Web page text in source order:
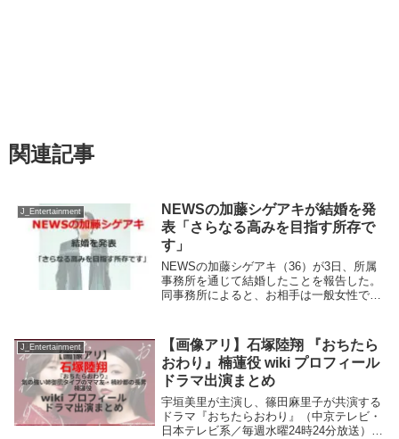
関連記事
J_Entertainment
NEWSの加藤シゲアキが結婚を発
表「さらなる高みを目指す所存で
す」
NEWSの加藤シゲアキ（36）が3日、所属
事務所を通じて結婚したことを報告した。
同事務所によると、お相手は一般女性で、
藤は報道関係者にコメントを発表。「私事
で恐縮で...
J_Entertainment
【画像アリ】石塚陸翔 『おちたら
おわり』楠蓮役 wiki プロフィール
ドラマ出演まとめ
宇垣美里が主演し、篠田麻里子が共演する
ドラマ『おちたらおわり』（中京テレビ・
日本テレビ系／毎週水曜24時24分放送）の